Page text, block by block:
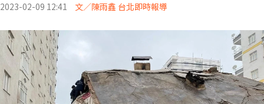
2023-02-09 12:41 文／陳雨鑫 台北即時報導